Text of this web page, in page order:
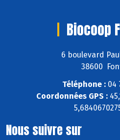
Biocoop
6 boulevard
38600
Téléphone :04
Coordonnées GPS :
Nous suivre sur